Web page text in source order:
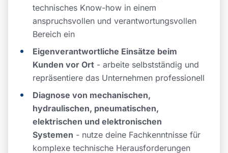
technisches Know-how in einem
anspruchsvollen und verantwortungsvollen
Bereich ein
Eigenverantwortliche Einsätze beim
Kunden vor Ort - arbeite selbstständig und
repräsentiere das Unternehmen professionell
Diagnose von mechanischen,
hydraulischen, pneumatischen,
elektrischen und elektronischen
Systemen - nutze deine Fachkenntnisse für
komplexe technische Herausforderungen